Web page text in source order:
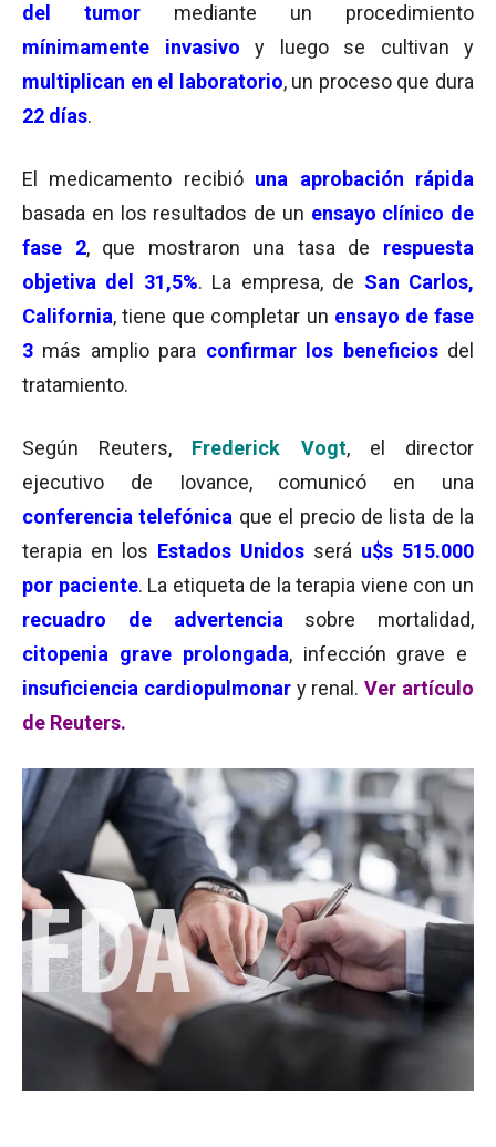
del tumor mediante un procedimiento
mínimamente invasivo
y luego se cultivan y
multiplican en el laboratorio, un proceso que dura
22 días.
El medicamento recibió una aprobación rápida
basada en los resultados de un ensayo clínico de
fase 2, que mostraron una tasa de respuesta
objetiva del 31,5%. La empresa, de San Carlos,
California, tiene que completar un ensayo de fase
3 más amplio para confirmar los beneficiosdel
tratamiento.
Según Reuters, Frederick Vogt, el director
ejecutivo de Iovance, comunicó en una
conferencia telefónica que el precio de lista de la
terapia en los Estados Unidos será u$s 515.000
por paciente. La etiqueta de la terapia viene con un
recuadro de advertencia sobre mortalidad,
citopenia grave prolongada, infección grave e
insuficiencia cardiopulmonary renal.Ver artículo
de Reuters.